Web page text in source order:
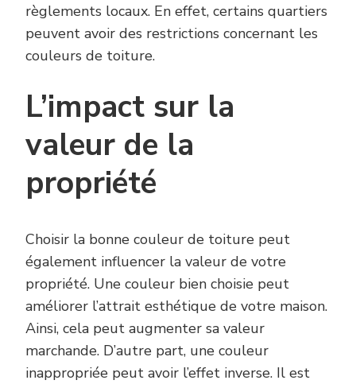
règlements locaux. En effet, certains quartiers
peuvent avoir des restrictions concernant les
couleurs de toiture.
L’impact sur la
valeur de la
propriété
Choisir la bonne couleur de toiture peut
également influencer la valeur de votre
propriété. Une couleur bien choisie peut
améliorer l’attrait esthétique de votre maison.
Ainsi, cela peut augmenter sa valeur
marchande. D’autre part, une couleur
inappropriée peut avoir l’effet inverse. Il est